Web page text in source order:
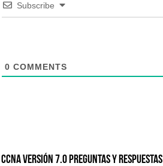
Subscribe
0 COMMENTS
CCNA Versión 7.0 Preguntas y Respuestas